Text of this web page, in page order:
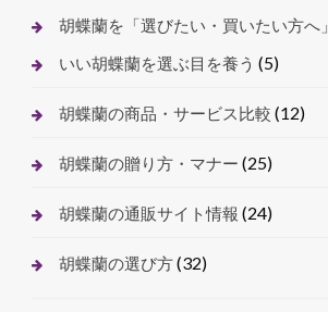
胡蝶蘭を「選びたい・買いたい方へ」
いい胡蝶蘭を選ぶ目を養う (5)
胡蝶蘭の商品・サービス比較 (12)
胡蝶蘭の贈り方・マナー (25)
胡蝶蘭の通販サイト情報 (24)
胡蝶蘭の選び方(32)